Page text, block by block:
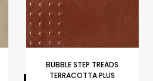
BUBBLE STEP TREADS
TERRACOTTA PLUS